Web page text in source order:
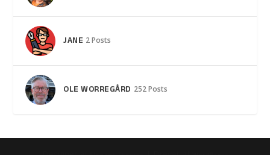
JANE 2 Posts
OLE WORREGÅRD 252 Posts